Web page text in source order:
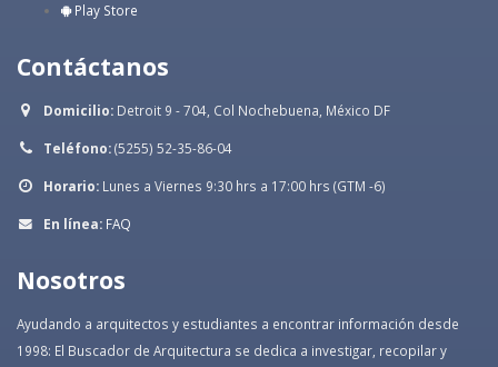
Play Store
Contáctanos
Domicilio: Detroit 9 - 704, Col Nochebuena, México DF
Teléfono:(5255) 52-35-86-04
Horario: Lunes a Viernes 9:30 hrs a 17:00 hrs (GTM -6)
En línea: FAQ
Nosotros
Ayudando a arquitectos y estudiantes a encontrar información desde
1998: El Buscador de Arquitectura se dedica a investigar, recopilar y